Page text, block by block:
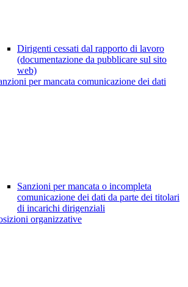
Dirigenti cessati dal rapporto di lavoro
(documentazione da pubblicare sul sito
web)
per mancata comunicazione dei dati
Sanzioni per mancata o incompleta
comunicazione dei dati da parte dei titolari
di incarichi dirigenziali
organizzative